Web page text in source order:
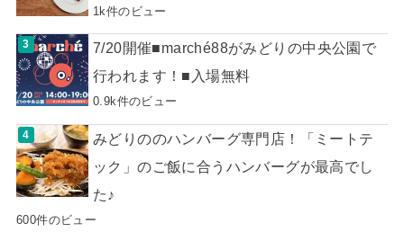
1k件のビュー
7/20開催■marché88がみどりの中央公園で
行われます！■入場無料
0.9k件のビュー
みどりののハンバーグ専門店！「ミートテ
ック」のご飯に合うハンバーグが最高でし
た♪
600件のビュー